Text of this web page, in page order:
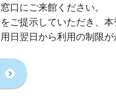
口にご来館ください。
ご提示していただき、本
日翌日から利用の制限が